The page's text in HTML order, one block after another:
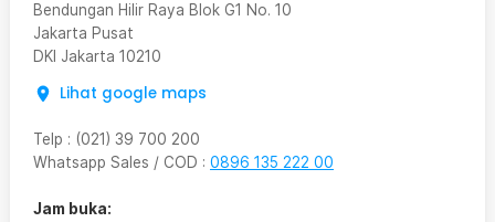
Bendungan Hilir Raya Blok G1 No. 10
Jakarta Pusat
DKI Jakarta 10210
Lihat google maps
Telp : (021) 39 700 200
Whatsapp Sales / COD : 0896 135 222 00
Jam buka: